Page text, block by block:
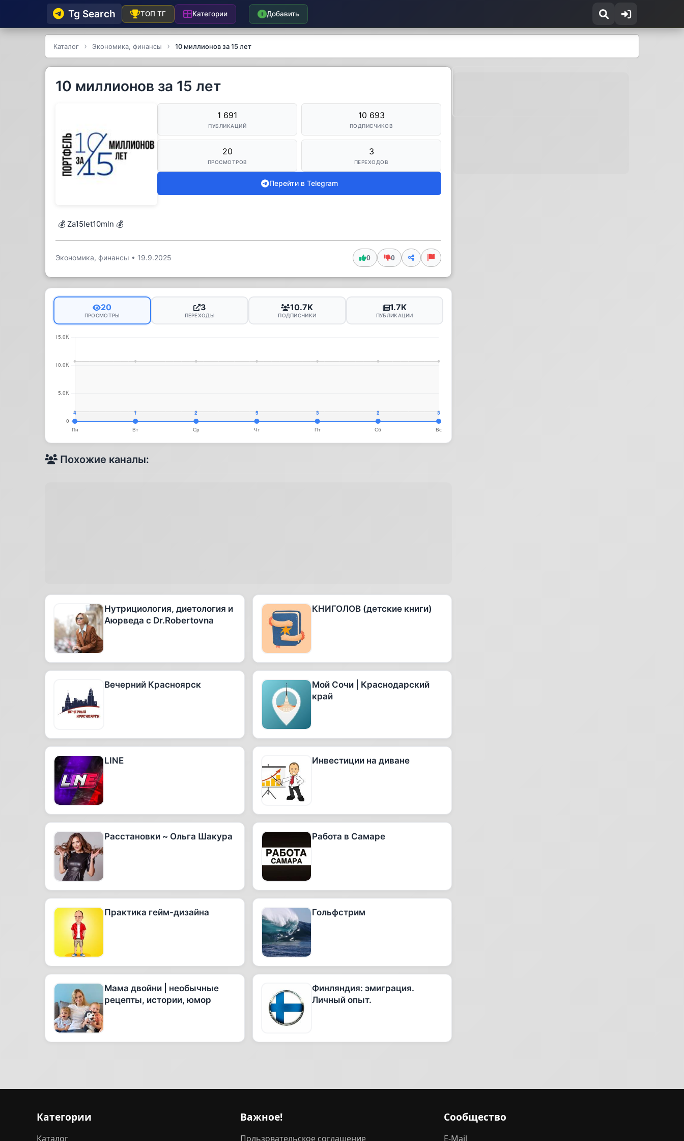
Tg Searсh ТОП ТГ Категории Добавить
Каталог Экономика, финансы 10 миллионов за 15 лет
10 миллионов за 15 лет
1 691
ПУБЛИКАЦИЙ
10 693
ПОДПИСЧИКОВ
20
ПРОСМОТРОВ
3
ПЕРЕХОДОВ
Перейти в Telegram
💰 Za15let10mln 💰
Экономика, финансы • 19.9.2025 0 0
20
ПРОСМОТРЫ
3
ПЕРЕХОДЫ
10.7K
ПОДПИСЧИКИ
1.7K
ПУБЛИКАЦИИ
Похожие каналы:
Нутрициология, диетология и
Аюрведа с Dr.Robertovna
КНИГОЛОВ (детские книги)
Вечерний Красноярск
Мой Сочи | Краснодарский
край
LINE Инвестиции на диване
Расстановки ~ Ольга Шакура Работа в Самаре
Практика гейм-дизайна Гольфстрим
Мама двойни | необычные
рецепты, истории, юмор
Финляндия: эмиграция.
Личный опыт.
Категории
Каталог
Важное!
Пользовательское соглашение
Сообщество
E-Mail